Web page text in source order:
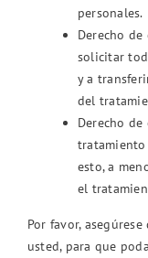
personales.
Derecho
solicitar
y a
del
Derecho
tratamiento
esto, a
el
Por favor,
usted, para que